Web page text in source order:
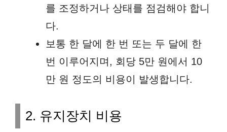
를 조정하거나 상태를 점검해야 합니
다.
보통 한 달에 한 번 또는 두 달에 한
번 이루어지며, 회당 5만 원에서 10
만 원 정도의 비용이 발생합니다.
2. 유지장치 비용